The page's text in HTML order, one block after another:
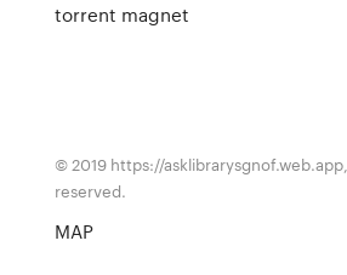
torrent magnet
© 2019 https://
reserved.
MAP